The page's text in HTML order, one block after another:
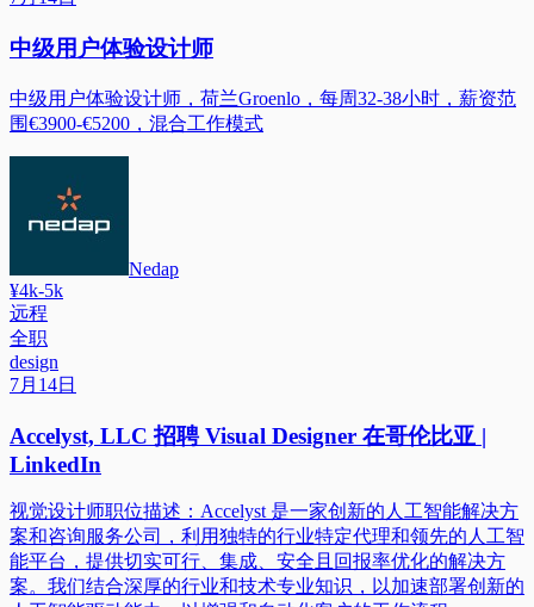
中级用户体验设计师
中级用户体验设计师，荷兰Groenlo，每周32-38小时，薪资范
围€3900-€5200，混合工作模式
Nedap
¥4k-5k
远程
全职
design
7月14日
Accelyst, LLC 招聘 Visual Designer 在哥伦比亚 |
LinkedIn
视觉设计师职位描述：Accelyst 是一家创新的人工智能解决方
案和咨询服务公司，利用独特的行业特定代理和领先的人工智
能平台，提供切实可行、集成、安全且回报率优化的解决方
案。我们结合深厚的行业和技术专业知识，以加速部署创新的